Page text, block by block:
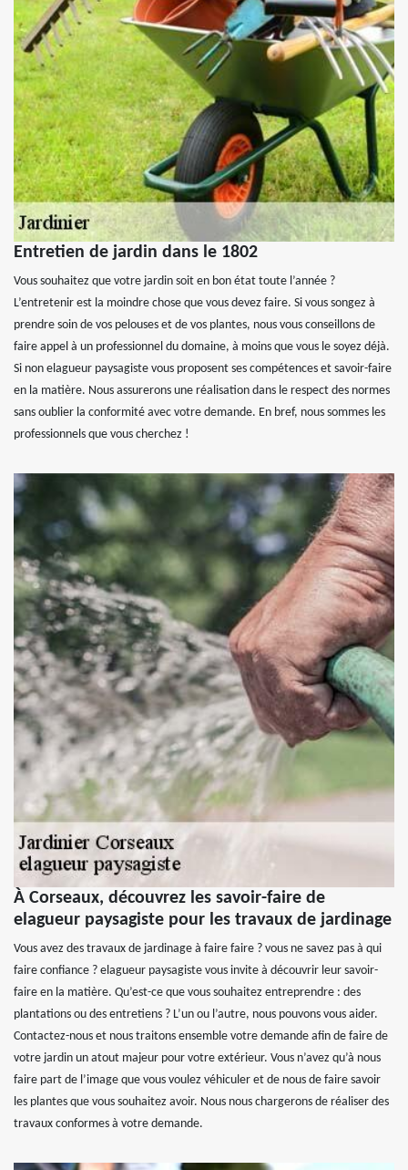
Entretien de jardin dans le 1802
Vous souhaitez que votre jardin soit en bon état toute l’année ?
L’entretenir est la moindre chose que vous devez faire. Si vous songez à
prendre soin de vos pelouses et de vos plantes, nous vous conseillons de
faire appel à un professionnel du domaine, à moins que vous le soyez déjà.
Si non elagueur paysagiste vous proposent ses compétences et savoir-faire
en la matière. Nous assurerons une réalisation dans le respect des normes
sans oublier la conformité avec votre demande. En bref, nous sommes les
professionnels que vous cherchez !
À Corseaux, découvrez les savoir-faire de
elagueur paysagiste pour les travaux de jardinage
Vous avez des travaux de jardinage à faire faire ? vous ne savez pas à qui
faire confiance ? elagueur paysagiste vous invite à découvrir leur savoir-
faire en la matière. Qu’est-ce que vous souhaitez entreprendre : des
plantations ou des entretiens ? L’un ou l’autre, nous pouvons vous aider.
Contactez-nous et nous traitons ensemble votre demande afin de faire de
votre jardin un atout majeur pour votre extérieur. Vous n’avez qu’à nous
faire part de l’image que vous voulez véhiculer et de nous de faire savoir
les plantes que vous souhaitez avoir. Nous nous chargerons de réaliser des
travaux conformes à votre demande.